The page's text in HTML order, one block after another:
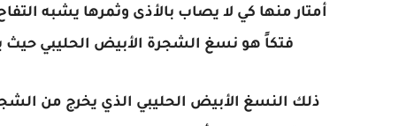
أمتار منها كي لا يصاب بالأذى وثمرها يشبه
فتكاً هو نسغ الشجرة الأبيض الحليبي
ذلك النسغ الأبيض الحليبي الذي يخرج من